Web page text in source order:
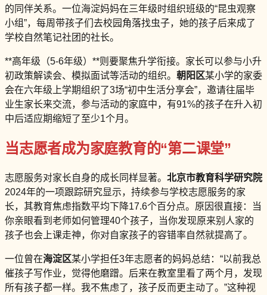
的同伴关系。一位海淀妈妈在三年级时组织班级的“昆虫观察
小组”，每周带孩子们去校园角落找虫子，她的孩子后来成了
学校自然笔记社团的社长。
**高年级（5-6年级）**则要聚焦升学衔接。家长可以参与小升
初政策解读会、模拟面试等活动的组织。 朝阳区某小学的家委
会在六年级上学期组织了3场“初中生活分享会”，邀请往届毕
业生家长来交流，参与活动的家庭中，有91%的孩子在升入初
中后适应期缩短了至少1个月。
当志愿者成为家庭教育的“第二课堂”
志愿服务对家长自身的成长同样显著。 北京市教育科学研究院
2024年的一项跟踪研究显示，持续参与学校志愿服务的家
长，其教育焦虑指数平均下降17.6个百分点。原因很直接：当
你亲眼看到老师如何管理40个孩子，当你发现原来别人家的
孩子也会上课走神，你对自家孩子的容错率自然就提高了。
一位曾在海淀区某小学担任3年志愿者的妈妈总结：“以前我总
催孩子写作业，觉得他磨蹭。后来在教室里看了两个月，发现
所有孩子都一样。我不焦虑了，孩子反而更主动了。”这种视